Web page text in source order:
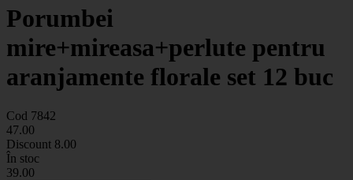
Porumbei
mire+mireasa+perlute pentru
aranjamente florale set 12 buc
Cod 7842
47.00
Discount 8.00
În stoc
39.00